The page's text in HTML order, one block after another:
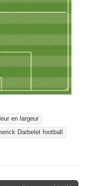
en largeur
Darbelet football